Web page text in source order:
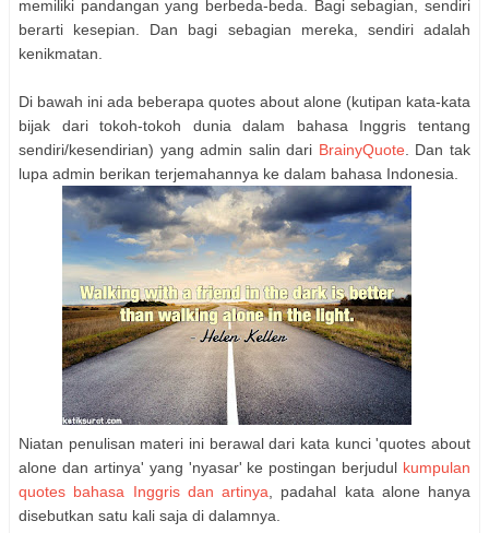
memiliki pandangan yang berbeda-beda. Bagi sebagian, sendiri
berarti kesepian. Dan bagi sebagian mereka, sendiri adalah
kenikmatan.
Di bawah ini ada beberapa quotes about alone (kutipan kata-kata
bijak dari tokoh-tokoh dunia dalam bahasa Inggris tentang
sendiri/kesendirian) yang admin salin dari BrainyQuote. Dan tak
lupa admin berikan terjemahannya ke dalam bahasa Indonesia.
Niatan penulisan materi ini berawal dari kata kunci 'quotes about
alone dan artinya' yang 'nyasar' ke postingan berjudul kumpulan
quotes bahasa Inggris dan artinya , padahal kata alone hanya
disebutkan satu kali saja di dalamnya.